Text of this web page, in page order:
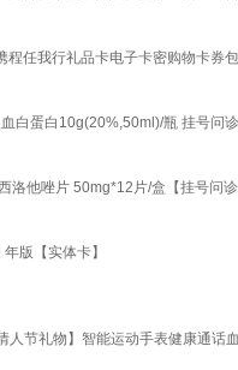
程任我行礼品卡电子卡密购物卡券
血白蛋白10g(20%,50ml)/瓶 挂号问
洛他唑片 50mg*12片/盒【挂号问
版【实体卡】
人节礼物】智能运动手表健康通